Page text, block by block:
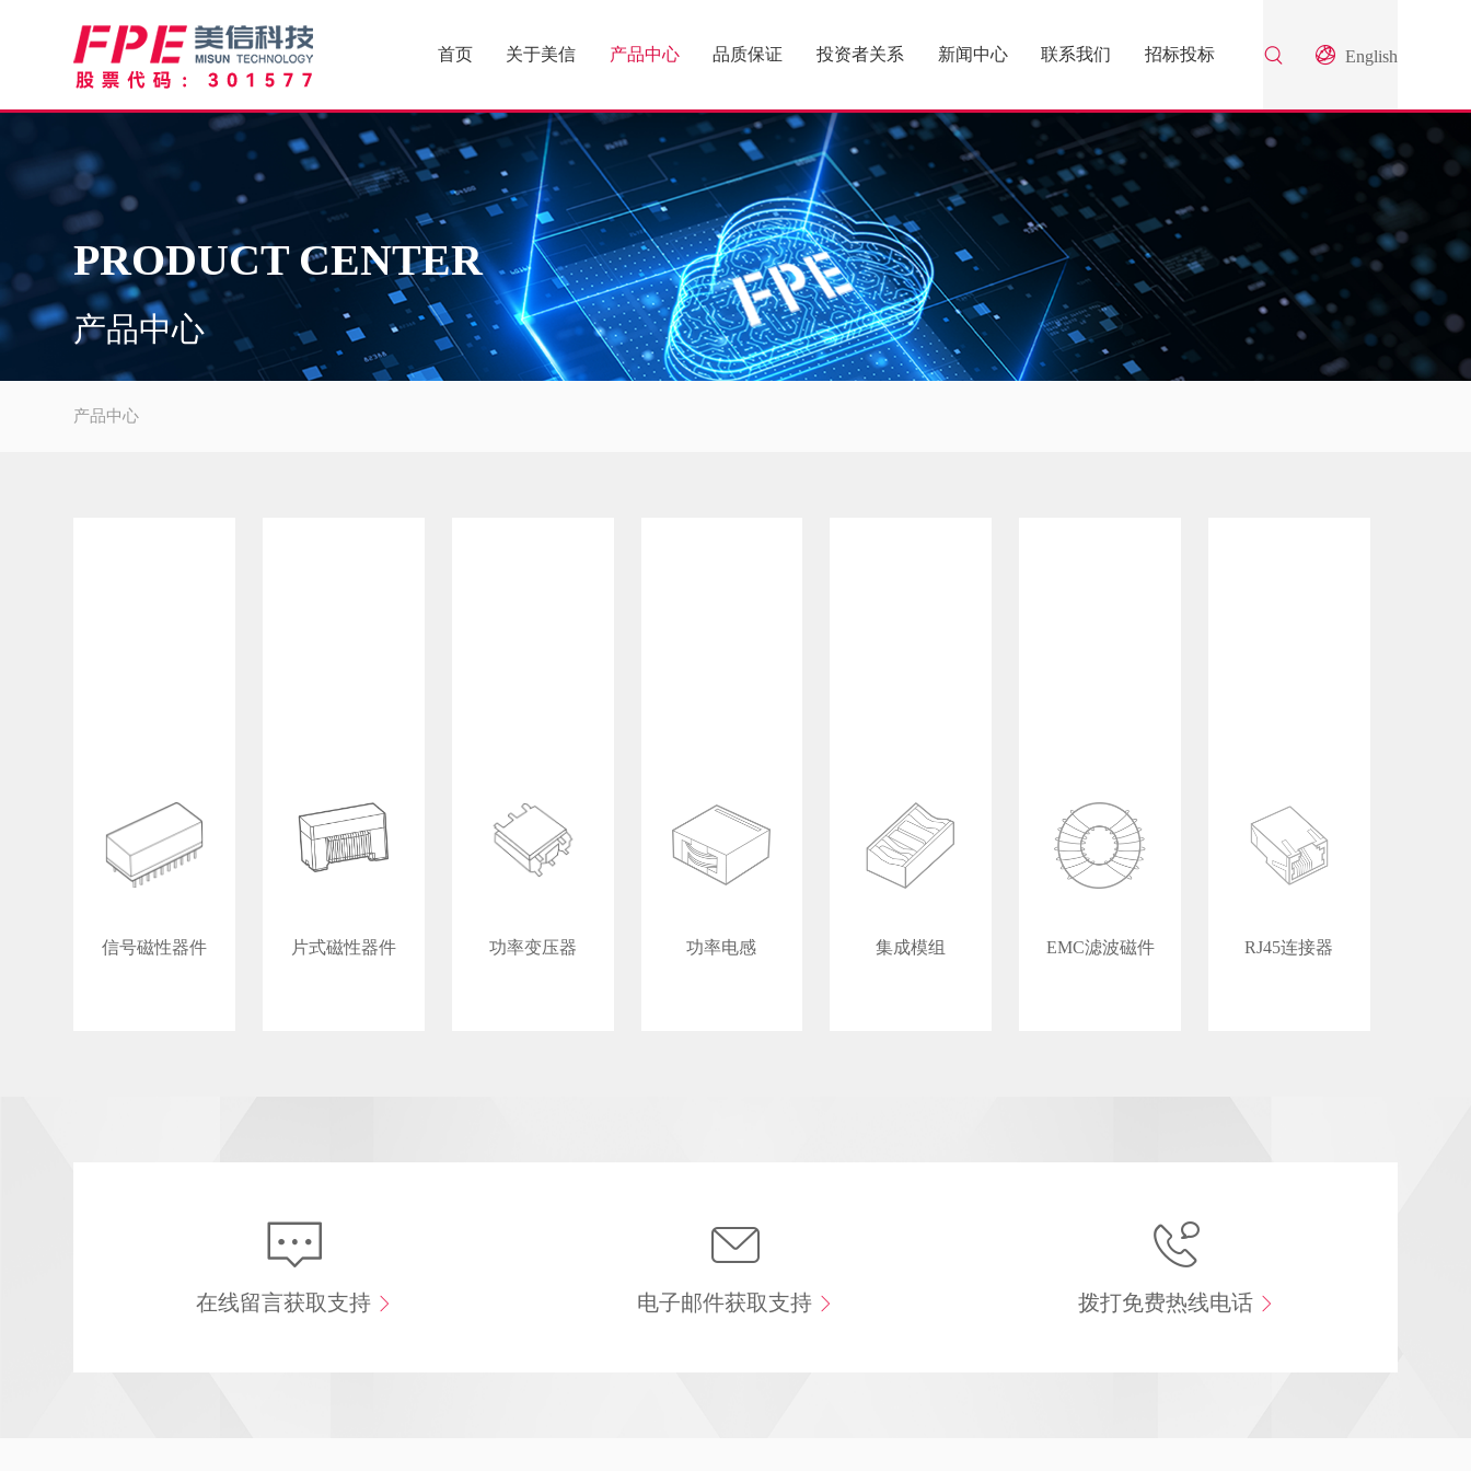
首页 关于美信 产品中心 品质保证 投资者关系 新闻中心 联系我们 招标投标 English
PRODUCT CENTER
产品中心
产品中心
信号磁性器件 片式磁性器件 功率变压器 功率电感 集成模组 EMC滤波磁件 RJ45连接器
在线留言获取支持 电子邮件获取支持 拨打免费热线电话